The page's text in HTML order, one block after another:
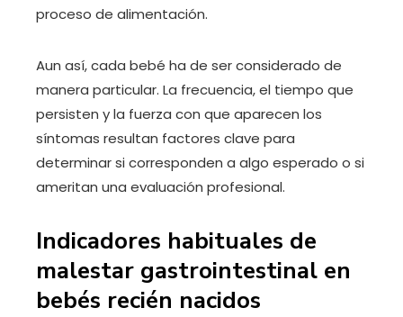
proceso de alimentación.
Aun así, cada bebé ha de ser considerado de
manera particular. La frecuencia, el tiempo que
persisten y la fuerza con que aparecen los
síntomas resultan factores clave para
determinar si corresponden a algo esperado o si
ameritan una evaluación profesional.
Indicadores habituales de
malestar gastrointestinal en
bebés recién nacidos